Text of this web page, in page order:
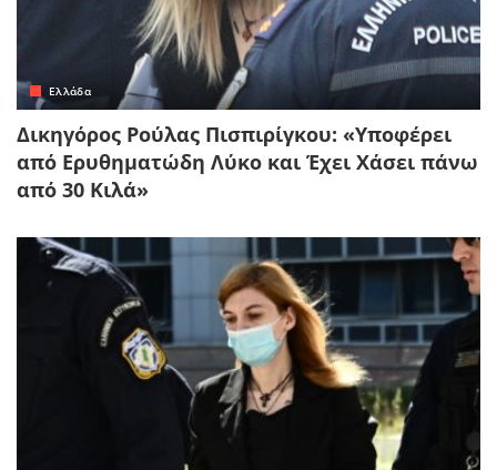
Ελλάδα
Δικηγόρος Ρούλας Πισπιρίγκου: «Υποφέρει
από Ερυθηματώδη Λύκο και Έχει Χάσει πάνω
από 30 Κιλά»